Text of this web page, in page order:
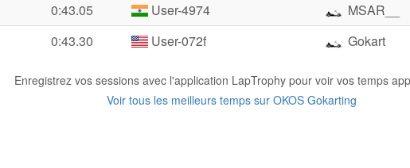
0:43.05 User-4974
MSAR__
0:43.30 User-072f Gokart
Enregistrez vos sessions avec l'application LapTrophy pour voir vos temps
Voir tous les meilleurs temps sur OKOS Gokarting